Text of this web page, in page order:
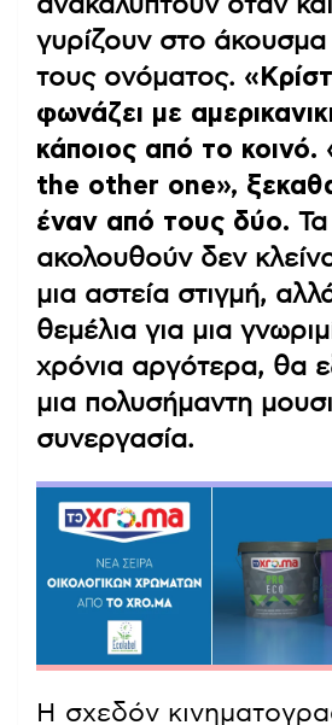
γυρίζουν στο άκουσμα
τους ονόματος.
φωνάζει με
κάποιος από το
the other one»,
έναν από τους δύο.
ακολουθούν δεν
μια αστεία στιγμή,
θεμέλια για μια
χρόνια αργότερα, θα
μια πολυσήμαντη
συνεργασία.
Η σχεδόν